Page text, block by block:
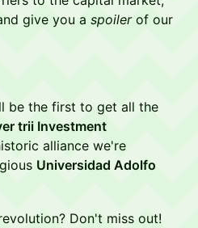
give you a spoilerof our
be the first to get all the
trii Investment
alliance we're
Universidad Adolfo
Don't miss out!